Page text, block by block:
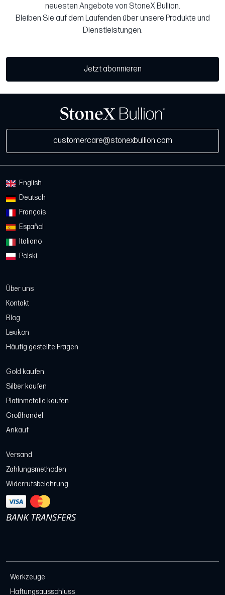
neuesten Angebote von StoneX Bullion.
Bleiben Sie auf dem Laufenden über unsere Produkte und
Dienstleistungen.
Jetzt abonnieren
customercare@stonexbullion.com
English
Deutsch
Français
Español
Italiano
Polski
Über uns
Kontakt
Blog
Lexikon
Häufig gestellte Fragen
Gold kaufen
Silber kaufen
Platinmetalle kaufen
Großhandel
Ankauf
Versand
Zahlungsmethoden
Widerrufsbelehrung
Werkzeuge
Haftungsausschluss